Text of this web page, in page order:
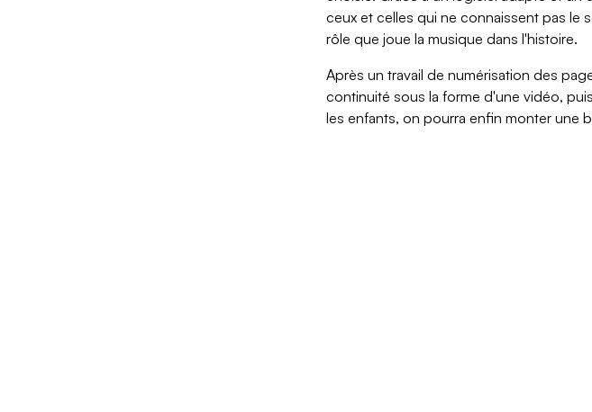
ceux et celles qui ne connaissent pas le
rôle que joue la musique dans l'histoire.
Après un travail de numérisation des
continuité sous la forme d'une vidéo,
les enfants, on pourra enfin monter une